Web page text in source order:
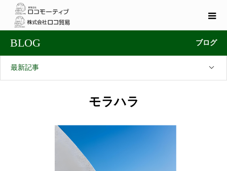
BLOG ブログ
最新記事
モラハラ